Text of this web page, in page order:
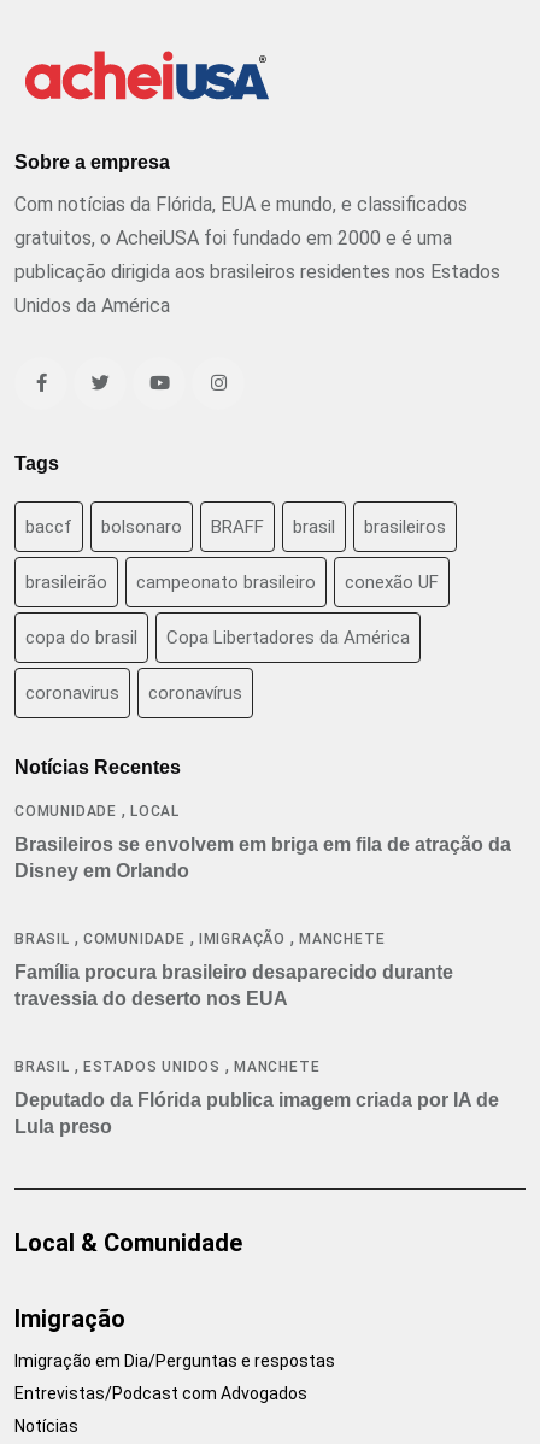
Sobre a empresa
Com notícias da Flórida, EUA e mundo, e classificados
gratuitos, o AcheiUSA foi fundado em 2000 e é uma
publicação dirigida aos brasileiros residentes nos Estados
Unidos da América
Tags
baccf bolsonaro BRAFF brasil brasileiros
brasileirão campeonato brasileiro conexão UF
copa do brasil Copa Libertadores da América
coronavirus coronavírus
Notícias Recentes
COMUNIDADE , LOCAL
Brasileiros se envolvem em briga em fila de atração da
Disney em Orlando
BRASIL , COMUNIDADE , IMIGRAÇÃO ,MANCHETE
Família procura brasileiro desaparecido durante
travessia do deserto nos EUA
BRASIL , ESTADOS UNIDOS ,MANCHETE
Deputado da Flórida publica imagem criada por IA de
Lula preso
Local & Comunidade
Imigração
Imigração em Dia/Perguntas e respostas
Entrevistas/Podcast com Advogados
Notícias